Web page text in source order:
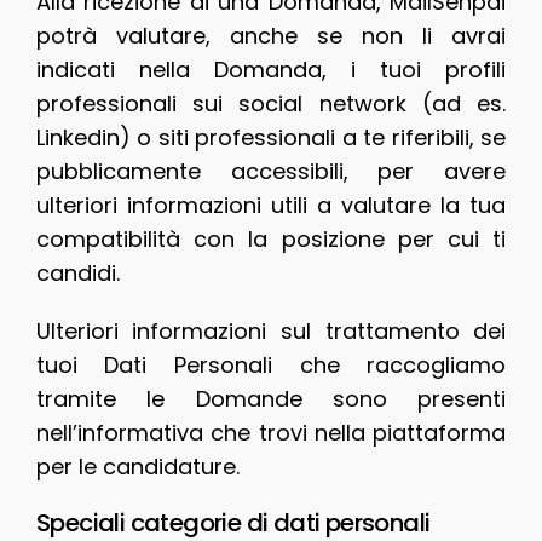
potrà valutare, anche se non li avrai
indicati nella Domanda, i tuoi profili
professionali sui social network (ad es.
Linkedin) o siti professionali a te riferibili, se
pubblicamente accessibili, per avere
ulteriori informazioni utili a valutare la tua
compatibilità con la posizione per cui ti
candidi.
Ulteriori informazioni sul trattamento dei
tuoi Dati Personali che raccogliamo
tramite le Domande sono presenti
nell’informativa che trovi nella piattaforma
per le candidature.
Speciali categorie di dati personali